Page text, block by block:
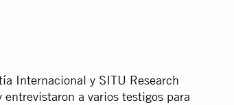
Internacional y SITU Research
a varios testigos para